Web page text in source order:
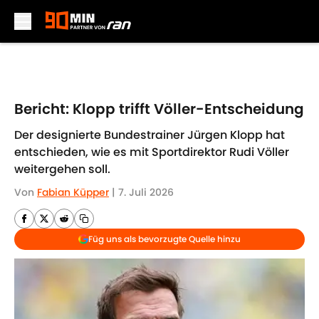
Bericht: Klopp trifft Völler-Entscheidung
Der designierte Bundestrainer Jürgen Klopp hat
entschieden, wie es mit Sportdirektor Rudi Völler
weitergehen soll.
Von Fabian Küpper | 7. Juli 2026
Füg uns als bevorzugte Quelle hinzu